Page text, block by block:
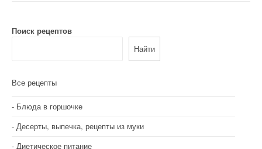
г
и
я
п
Поиск рецептов
Найти
Все рецепты
Блюда в горшочке
Десерты, выпечка, рецепты из муки
Диетическое питание